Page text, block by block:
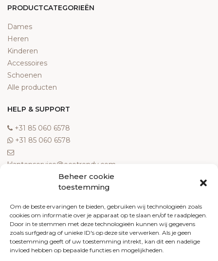
Beheer cookie
toestemming
Om de beste ervaringen te bieden, gebruiken wij technologieën zoals
cookies om informatie over je apparaat op te slaan en/of te raadplegen.
Door in te stemmen met deze technologieën kunnen wij gegevens
zoals surfgedrag of unieke ID's op deze site verwerken. Als je geen
toestemming geeft of uw toestemming intrekt, kan dit een nadelige
invloed hebben op bepaalde functies en mogelijkheden.
PRODUCTCATEGORIEËN
Dames
Heren
Kinderen
Accessoires
Schoenen
Alle producten
HELP & SUPPORT
‎+31 85 060 6578
‎+31 85 060 6578
klantenservice@ecotrendy.com
Meest gestelde vragen
Contact
Algemene voorwaarden
Retourneren
Klachten